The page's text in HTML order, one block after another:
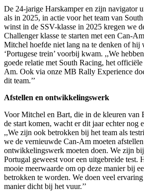
De 24-jarige Harskamper en zijn navigator
als in 2025, in actie voor het team van
winst in de SSV-klasse in 2025 kregen we
Challenger klasse te starten met een Can-
Mitchel hoefde niet lang na te denken of hij
‘Portugese trein’ voorbij kwam. ,,We
goede relatie met South Racing, het
Am. Ook via onze MB Rally Experience
dit team.’’
Afstellen en ontwikkelingswerk
Voor Mitchel en Bart, die in de kleuren van
de start komen, wacht er dit jaar echter nog
,,We zijn ook betrokken bij het team als
we de vernieuwde Can-Am moeten
ontwikkelingswerk moeten doen. We zijn
Portugal geweest voor een uitgebreide test.
mooie meerwaarde om op deze manier bij
betrokken te worden. We doen veel
manier dicht bij het vuur.’’